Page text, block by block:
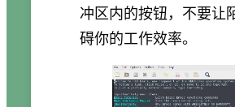
冲区内的按钮，不要让
碍你的工作效率。